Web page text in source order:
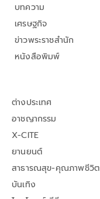
บทความ
เศรษฐกิจ
ข่าวพระราชสำนัก
หนังสือพิมพ์
ต่างประเทศ
อาชญากรรม
X-CITE
ยานยนต์
สาธารณสุข-คุณภาพชีวิต
บันเทิง